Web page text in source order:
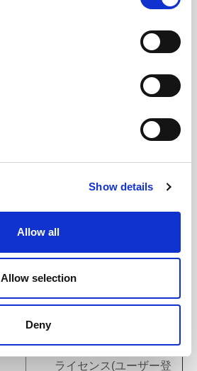
Show details
Allow all
Allow selection
Deny
パスワードが用意されて
でClientとServer間で通
信ができていること。
Web Serverを使用する場
合は、インストール済で
xpi内部DBとして使用す
ル済で利用可能であるこ
と。またRDBMSのSQL
実行ユーティリティが利
DBA（或いは同等の権
限）が用意されているこ
ハードウエア、ソフトウ
ライセンス(ユーザー登